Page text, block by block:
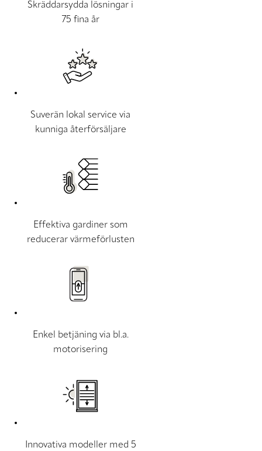
Skräddarsydda lösningar i
75 fina år
Suverän lokal service via
kunniga återförsäljare
Effektiva gardiner som
reducerar värmeförlusten
Enkel betjäning via bl.a.
motorisering
Innovativa modeller med 5